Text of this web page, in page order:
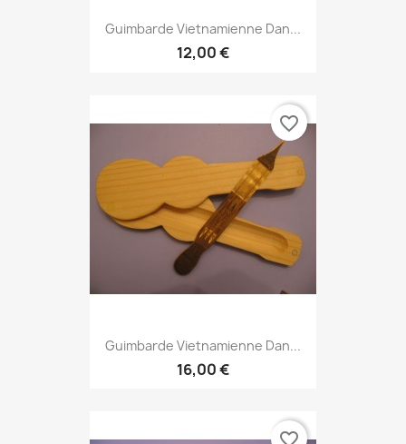
Guimbarde Vietnamienne Dan...
12,00 €
Guimbarde Vietnamienne Dan...
16,00 €
favorite_border
favorite_border